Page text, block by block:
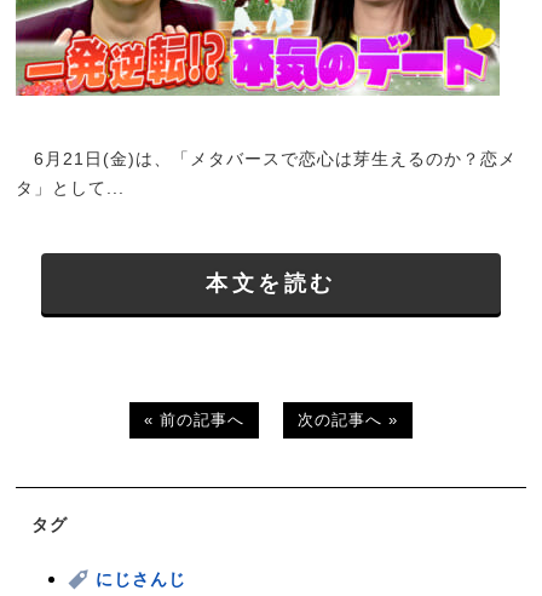
6月21日(金)は、「メタバースで恋心は芽生えるのか？恋メ
タ」として...
本文を読む
« 前の記事へ 次の記事へ »
タグ
にじさんじ